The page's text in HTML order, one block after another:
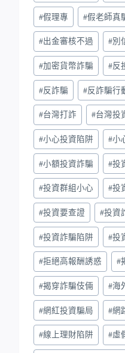
#假理專 #假老師真
#出金審核不過 #別
#加密貨幣詐騙 #反
#反詐騙 #反詐騙行
#台灣打詐 #台灣投
#小心投資陷阱 #小
#小額投資詐騙 #投
#投資群組小心 #投
#投資要查證 #投資
#投資詐騙陷阱 #投
#拒絕高報酬誘惑 #
#揭穿詐騙伎倆 #海
#網紅投資騙局 #網
#線上理財陷阱 #虛